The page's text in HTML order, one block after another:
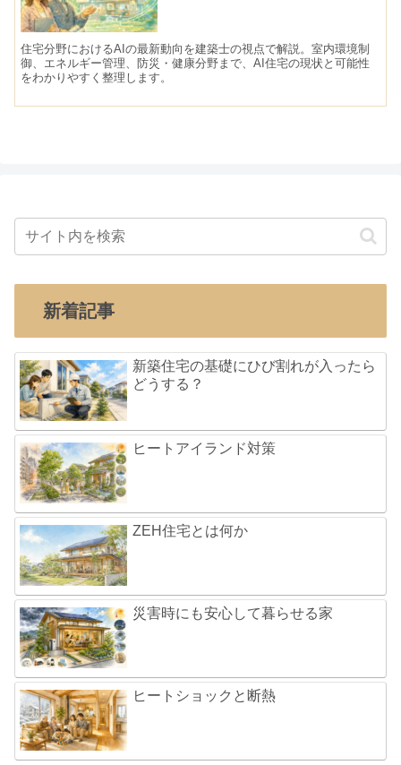
住宅分野におけるAIの最新動向を建築士の視点で解説。室内環境制
御、エネルギー管理、防災・健康分野まで、AI住宅の現状と可能性
をわかりやすく整理します。
新着記事
新築住宅の基礎にひび割れが入ったら
どうする？
ヒートアイランド対策
ZEH住宅とは何か
災害時にも安心して暮らせる家
ヒートショックと断熱